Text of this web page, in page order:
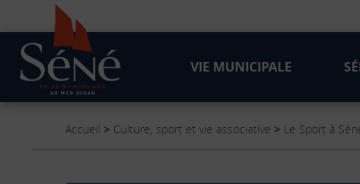
VIE MUNICIPALE
Accueil > Culture, sport et vie associative > Le Sport à